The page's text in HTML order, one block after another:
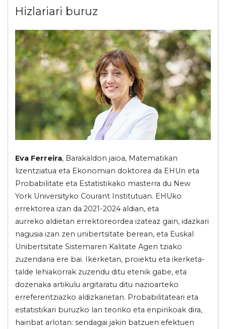
Hizlariari buruz
Eva Ferreira, Barakaldon jaioa, Matematikan
lizentziatua eta Ekonomian doktorea da EHUn eta
Probabilitate eta Estatistikako masterra du New
York Universityko Courant Institutuan. EHUko
errektorea izan da 2021-2024 aldian, eta
aurreko aldietan errektoreordea izateaz gain, idazkari
nagusia izan zen unibertsitate berean, eta Euskal
Unibertsitate Sistemaren Kalitate Agen tziako
zuzendaria ere bai. Ikerketan, proiektu eta ikerketa-
talde lehiakorrak zuzendu ditu etenik gabe, eta
dozenaka artikulu argitaratu ditu nazioarteko
erreferentziazko aldizkarietan. Probabilitateari eta
estatistikari buruzko lan teoriko eta enpirikoak dira,
hainbat arlotan: sendagai jakin batzuen efektuen